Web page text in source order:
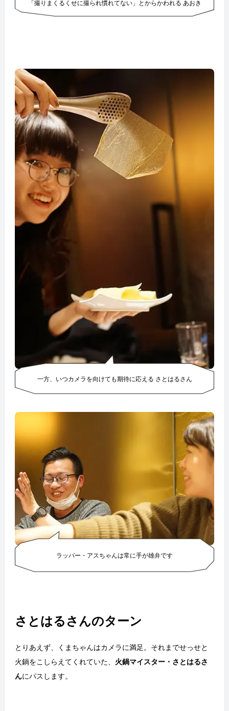
「撮りまくるくせに撮られ慣れてない」とからかわれる あおき
一方、いつカメラを向けても期待に応える さとはるさん
ラッパー・アスちゃんは常に手が雄弁です
さとはるさんのターン
とりあえず、くまちゃんはカメラに満足。それまでせっせと
火鍋をこしらえてくれていた、 火鍋マイスター・さとはるさ
んにパスします。